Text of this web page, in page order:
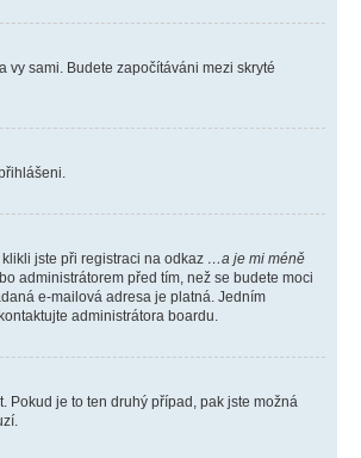
vy sami. Budete započítáváni mezi skryté
jste při registraci na odkaz …a je mi méně
administrátorem před tím, než se budete moci
e-mailová adresa je platná. Jedním
administrátora boardu.
je to ten druhý případ, pak jste možná